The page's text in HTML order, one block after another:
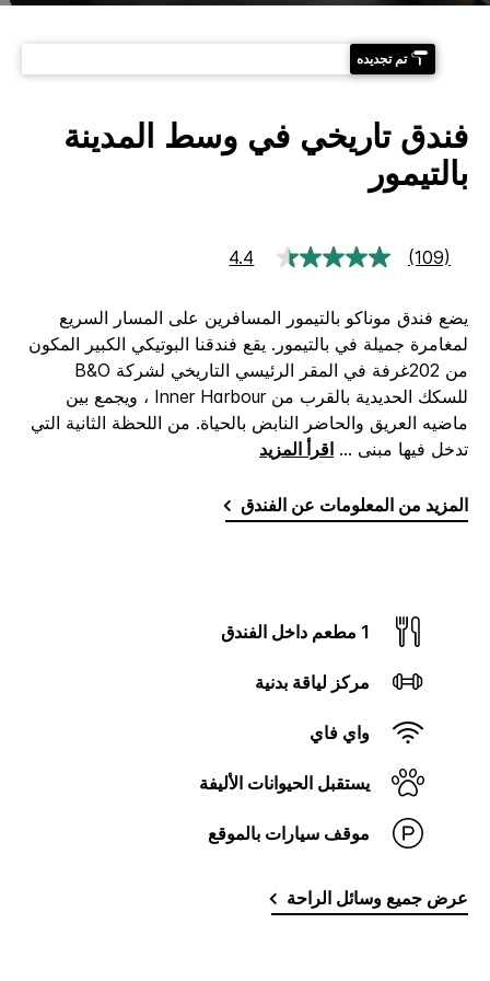
تم تجديده
فندق تاريخي في وسط المدينة
بالتيمور
4.4
قراءة
رابط
نفس
(109)
يضع فندق موناكو بالتيمور المسافرين على المسار السريع
لمغامرة جميلة في بالتيمور. يقع فندقنا البوتيكي الكبير المكون
من 202غرفة في المقر الرئيسي التاريخي لشركة B&O
للسكك الحديدية بالقرب من Inner Harbour ، ويجمع بين
ماضيه العريق والحاضر النابض بالحياة. من اللحظة الثانية التي
تدخل فيها مبنى ... اقرأ المزيد
المزيد من المعلومات عن الفندق
1 مطعم داخل الفندق
مركز لياقة بدنية
واي فاي
يستقبل الحيوانات الأليفة
موقف سيارات بالموقع
عرض جميع وسائل الراحة